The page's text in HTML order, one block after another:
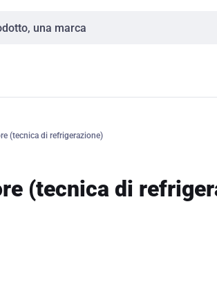
(tecnica di refrigerazione)
(tecnica di